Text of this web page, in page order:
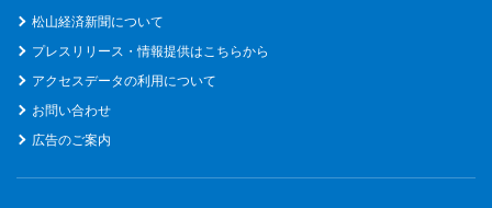
松山経済新聞について
プレスリリース・情報提供はこちらから
アクセスデータの利用について
お問い合わせ
広告のご案内